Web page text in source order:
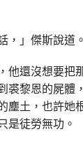
，」傑斯說道。
他還沒想要把
裘黎恩的屍體
塵土，也許她
是徒勞無功。